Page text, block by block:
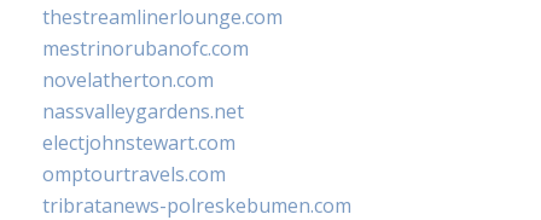
thestreamlinerlounge.com
mestrinorubanofc.com
novelatherton.com
nassvalleygardens.net
electjohnstewart.com
omptourtravels.com
tribratanews-polreskebumen.com